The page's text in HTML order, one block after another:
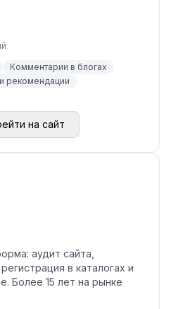
Комментарии в блогах
рекомендации
на сайт
аудит сайта,
в каталогах и
Более 15 лет на рынке